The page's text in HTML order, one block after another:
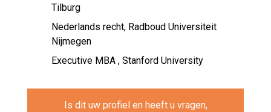
Tilburg
Nederlands recht, Radboud Universiteit
Nijmegen
Executive MBA , Stanford University
Is dit uw profiel en heeft u vragen,